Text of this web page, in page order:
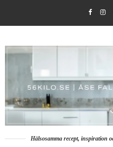
Hälsosamma recept, inspiration